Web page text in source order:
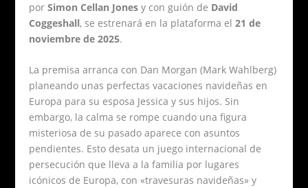
porSimon Cellan Jones y con guión de David
Coggeshall, se estrenará en la plataforma el21 de
noviembre de 2025.
La premisa arranca con Dan Morgan (Mark Wahlberg)
planeando unas perfectas vacaciones navideñas en
Europa para su esposa Jessica y sus hijos. Sin
embargo, la calma se rompe cuando una figura
misteriosa de su pasado aparece con asuntos
pendientes. Esto desata un juego internacional de
persecución que lleva a la familia por lugares
icónicos de Europa, con «travesuras navideñas» y